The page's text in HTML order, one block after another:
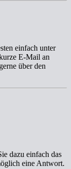
einfach unter
E-Mail an
über den
dazu einfach das
eine Antwort.